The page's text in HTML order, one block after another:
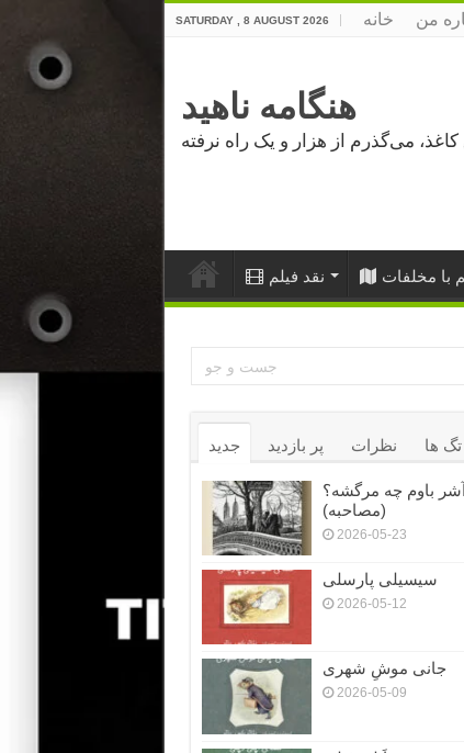
SATURDAY , 8 AUGUST 2026 خانه من
هنگامه ناهید
نقد فیلم با مخلفات
جدید پر بازدید نظرات تگ ها
آشر باوم چه مرگشه؟
(مصاحبه)
2026-05-23
سیسیلی پارسلی
2026-05-12
جانی موشِ شهری
2026-05-09